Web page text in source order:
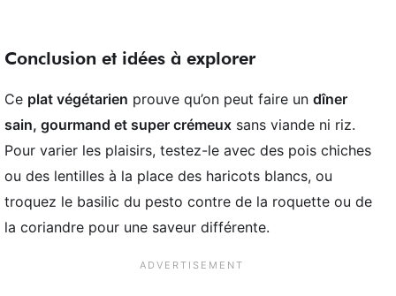
Conclusion et idées à explorer
Ce plat végétarien prouve qu’on peut faire un dîner
sain, gourmand et super crémeux sans viande ni riz.
Pour varier les plaisirs, testez-le avec des pois chiches
ou des lentilles à la place des haricots blancs, ou
troquez le basilic du pesto contre de la roquette ou de
la coriandre pour une saveur différente.